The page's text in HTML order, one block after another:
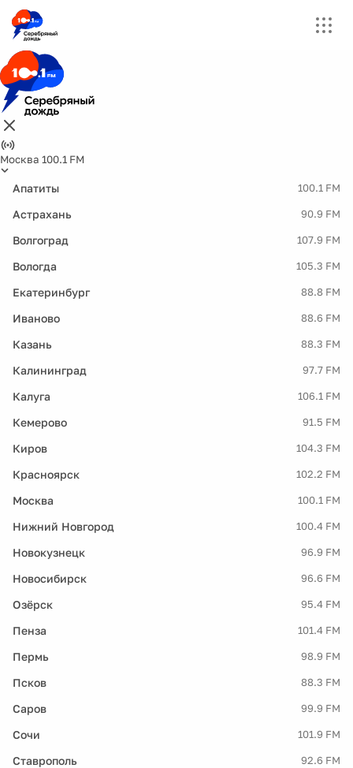
Москва 100.1 FM
Апатиты 100.1 FM
Астрахань 90.9 FM
Волгоград 107.9 FM
Вологда 105.3 FM
Екатеринбург 88.8 FM
Иваново 88.6 FM
Казань 88.3 FM
Калининград 97.7 FM
Калуга 106.1 FM
Кемерово 91.5 FM
Киров 104.3 FM
Красноярск 102.2 FM
Москва 100.1 FM
Нижний Новгород 100.4 FM
Новокузнецк 96.9 FM
Новосибирск 96.6 FM
Озёрск 95.4 FM
Пенза 101.4 FM
Пермь 98.9 FM
Псков 88.3 FM
Саров 99.9 FM
Сочи 101.9 FM
Ставрополь 92.6 FM